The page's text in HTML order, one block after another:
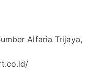
Alfaria Trijaya,